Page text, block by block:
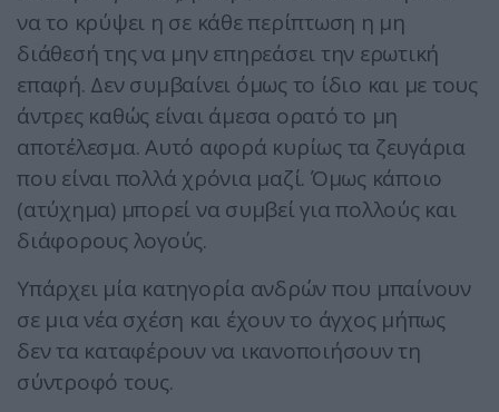
να το κρύψει η σε κάθε περίπτωση η μη
διάθεσή της να μην επηρεάσει την ερωτική
επαφή. Δεν συμβαίνει όμως το ίδιο και με τους
άντρες καθώς είναι άμεσα ορατό το μη
αποτέλεσμα. Αυτό αφορά κυρίως τα ζευγάρια
που είναι πολλά χρόνια μαζί. Όμως κάποιο
(ατύχημα) μπορεί να συμβεί για πολλούς και
διάφορους λογούς.
Υπάρχει μία κατηγορία ανδρών που μπαίνουν
σε μια νέα σχέση και έχουν το άγχος μήπως
δεν τα καταφέρουν να ικανοποιήσουν τη
σύντροφό τους.